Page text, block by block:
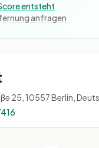
entsteht
anfragen
25, 10557 Berlin,